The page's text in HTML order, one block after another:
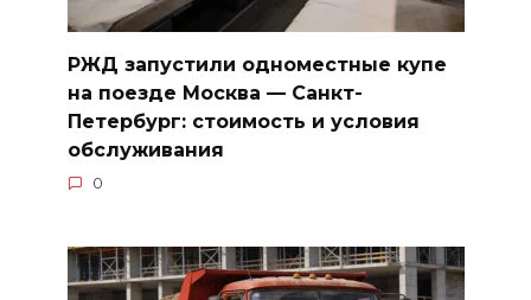
РЖД запустили одноместные купе
на поезде Москва — Санкт-
Петербург: стоимость и условия
обслуживания
0